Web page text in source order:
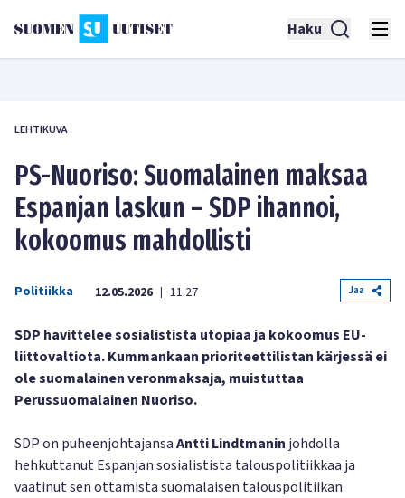
Haku
LEHTIKUVA
PS-Nuoriso: Suomalainen maksaa
Espanjan laskun – SDP ihannoi,
kokoomus mahdollisti
Politiikka 12.05.2026 | 11:27 Jaa
SDP havittelee sosialistista utopiaa ja kokoomus EU-
liittovaltiota. Kummankaan prioriteettilistan kärjessä ei
ole suomalainen veronmaksaja, muistuttaa
Perussuomalainen Nuoriso.
SDP on puheenjohtajansaAntti Lindtmanin johdolla
hehkuttanut Espanjan sosialistista talouspolitiikkaa ja
vaatinut sen ottamista suomalaisen talouspolitiikan